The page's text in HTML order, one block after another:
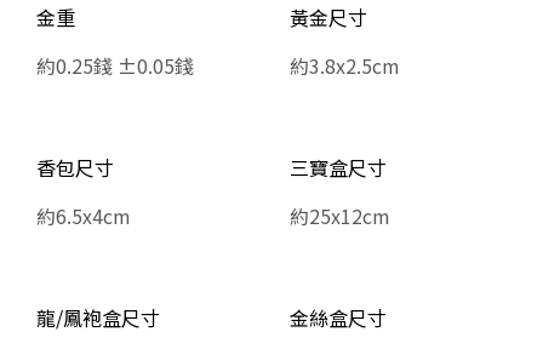
金重
約0.25錢 ±0.05錢
黃金尺寸
約3.8x2.5cm
香包尺寸
約6.5x4cm
三寶盒尺寸
約25x12cm
龍/鳳袍盒尺寸
金絲盒尺寸